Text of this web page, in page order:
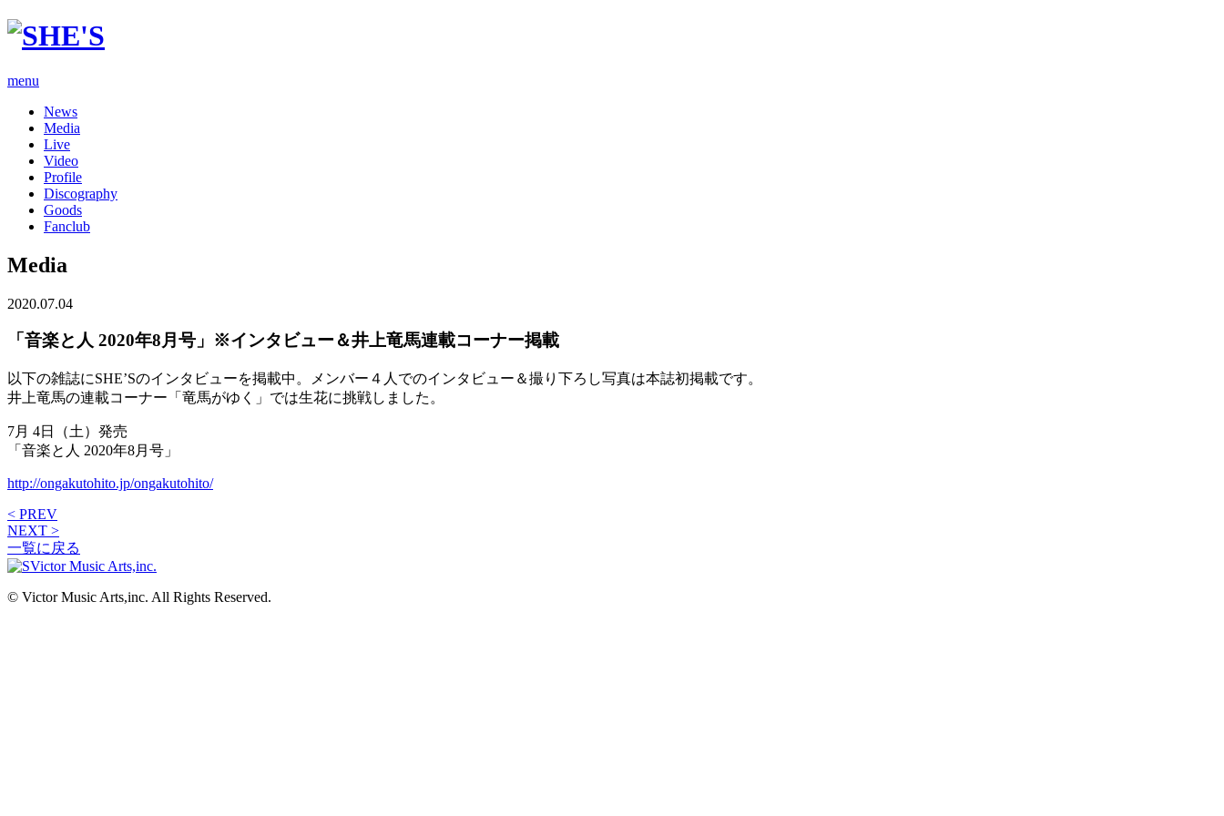
menu
News
Media
Live
Video
Profile
Discography
Goods
Fanclub
Media
2020.07.04
「音楽と人 2020年8月号」※インタビュー＆井上竜馬連載コーナー掲載
以下の雑誌にSHE’Sのインタビューを掲載中。メンバー４人でのインタビュー＆撮り下ろし写真は本誌初掲載です。
井上竜馬の連載コーナー「竜馬がゆく」では生花に挑戦しました。
7月 4日（土）発売
「音楽と人 2020年8月号」
http://ongakutohito.jp/ongakutohito/
< PREV
NEXT >
一覧に戻る
© Victor Music Arts,inc. All Rights Reserved.